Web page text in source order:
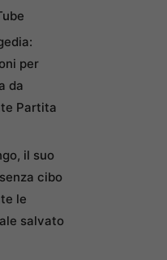
per
da
Partita
il suo
cibo
le
salvato